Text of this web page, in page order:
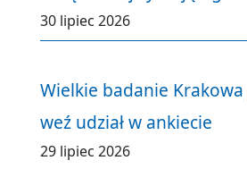
30 lipiec 2026
Wielkie badanie
weź udział w ankiecie
29 lipiec 2026